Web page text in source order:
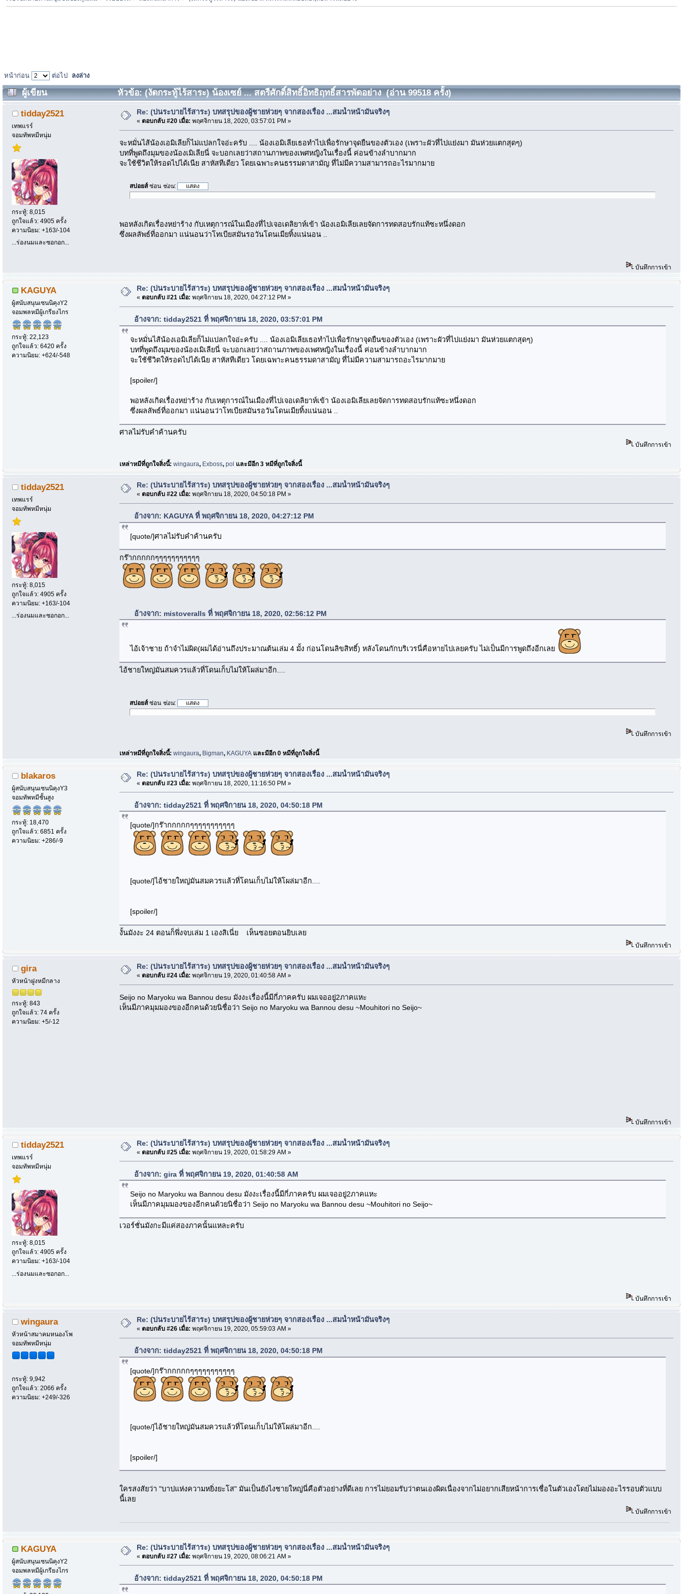
หน้าก่อน ต่อไป ลงล่าง
ผู้เขียน หัวข้อ: (งัดกระทู้ไร้สาระ) น้องเซย์ ... สตรีศักดิ์สิทธิ์อิทธิฤทธิ์สารพัดอย่าง (อ่าน 99518 ครั้ง)
tidday2521
เทพแรร์
จอมทัพหมีหนุ่ม
กระทู้: 8,015
ถูกใจแล้ว: 4905 ครั้ง
ความนิยม: +163/-104
...ร่องนมและซอกอก...
Re: (บ่นระบายไร้สาระ) บทสรุปของผู้ชายห่วยๆ จากสองเรื่อง ...สมน้ำหน้ามันจริงๆ
« ตอบกลับ #20 เมื่อ: พฤศจิกายน 18, 2020, 03:57:01 PM »
จะหมั่นไส้น้องเอมิเลียก็ไม่แปลกใจอ่ะครับ .... น้องเอมิเลียเธอทำไปเพื่อรักษาจุดยืนของตัวเอง (เพราะผัวที่ไปแย่งมา มันห่วยแตกสุดๆ)
บทที่พูดถึงมุมของน้องเมิเลียนี่ จะบอกเลยว่าสถานภาพของเพศหญิงในเรื่องนี้ ค่อนข้างลำบากมาก
จะใช้ชีวิตให้รอดไปได้เนีย สาหัสทีเดียว โดยเฉพาะคนธรรมดาสามัญ ที่ไม่มีความสามารถอะไรมากมาย
สปอยส์ซ่อน ซ่อน:
พอหลังเกิดเรื่องหย่าร้าง กับเหตุการณ์ในเมืองที่ไปเจอเดลิยาห์เข้า น้องเอมิเลียเลยจัดการทดสอบรักแท้ซะหนึ่งดอก
ซึ่งผลลัพธ์ที่ออกมา แน่นอนว่าโทเบียสมันรอวันโดนเมียทิ้งแน่นอน ..
บันทึกการเข้า
KAGUYA
ผู้สนับสนุนเซนนิคุงY2
จอมพลหมีผู้เกรียงไกร
กระทู้: 22,123
ถูกใจแล้ว: 6420 ครั้ง
ความนิยม: +624/-548
Re: (บ่นระบายไร้สาระ) บทสรุปของผู้ชายห่วยๆ จากสองเรื่อง ...สมน้ำหน้ามันจริงๆ
« ตอบกลับ #21 เมื่อ: พฤศจิกายน 18, 2020, 04:27:12 PM »
อ้างจาก: tidday2521 ที่ พฤศจิกายน 18, 2020, 03:57:01 PM
จะหมั่นไส้น้องเอมิเลียก็ไม่แปลกใจอ่ะครับ .... น้องเอมิเลียเธอทำไปเพื่อรักษาจุดยืนของตัวเอง (เพราะผัวที่ไปแย่งมา มันห่วยแตกสุดๆ)
บทที่พูดถึงมุมของน้องเมิเลียนี่ จะบอกเลยว่าสถานภาพของเพศหญิงในเรื่องนี้ ค่อนข้างลำบากมาก
จะใช้ชีวิตให้รอดไปได้เนีย สาหัสทีเดียว โดยเฉพาะคนธรรมดาสามัญ ที่ไม่มีความสามารถอะไรมากมาย
[spoiler/]
พอหลังเกิดเรื่องหย่าร้าง กับเหตุการณ์ในเมืองที่ไปเจอเดลิยาห์เข้า น้องเอมิเลียเลยจัดการทดสอบรักแท้ซะหนึ่งดอก
ซึ่งผลลัพธ์ที่ออกมา แน่นอนว่าโทเบียสมันรอวันโดนเมียทิ้งแน่นอน ..
ศาลไม่รับคำค้านครับ
บันทึกการเข้า
เหล่าหมีที่ถูกใจสิ่งนี้:wingaura, Exboss,pol และมีอีก 3 หมีที่ถูกใจสิ่งนี้
tidday2521
เทพแรร์
จอมทัพหมีหนุ่ม
กระทู้: 8,015
ถูกใจแล้ว: 4905 ครั้ง
ความนิยม: +163/-104
...ร่องนมและซอกอก...
Re: (บ่นระบายไร้สาระ) บทสรุปของผู้ชายห่วยๆ จากสองเรื่อง ...สมน้ำหน้ามันจริงๆ
« ตอบกลับ #22 เมื่อ: พฤศจิกายน 18, 2020, 04:50:18 PM »
อ้างจาก: KAGUYA ที่ พฤศจิกายน 18, 2020, 04:27:12 PM
[quote/]ศาลไม่รับคำค้านครับ
กร๊ากกกกกๆๆๆๆๆๆๆๆๆๆๆ
อ้างจาก: mistoveralls ที่ พฤศจิกายน 18, 2020, 02:56:12 PM
ไอ้เจ้าชาย ถ้าจำไม่ผิด(ผมได้อ่านถึงประมาณต้นเล่ม 4 มั้ง ก่อนโดนลิขสิทธิ์) หลังโดนกักบริเวรนี่คือหายไปเลยครับ ไม่เป็นมีการพูดถึงอีกเลย
ไอ้ชายใหญ่มันสมควรแล้วที่โดนเก็บไม่ให้โผล่มาอีก....
สปอยส์ซ่อน ซ่อน:
บันทึกการเข้า
เหล่าหมีที่ถูกใจสิ่งนี้:wingaura, Bigman, KAGUYA และมีอีก 0 หมีที่ถูกใจสิ่งนี้
blakaros
ผู้สนับสนุนเซนนิคุงY3
จอมทัพหมีชั้นสูง
กระทู้: 18,470
ถูกใจแล้ว: 6851 ครั้ง
ความนิยม: +286/-9
Re: (บ่นระบายไร้สาระ) บทสรุปของผู้ชายห่วยๆ จากสองเรื่อง ...สมน้ำหน้ามันจริงๆ
« ตอบกลับ #23 เมื่อ: พฤศจิกายน 18, 2020, 11:16:50 PM »
อ้างจาก: tidday2521 ที่ พฤศจิกายน 18, 2020, 04:50:18 PM
[quote/]กร๊ากกกกกๆๆๆๆๆๆๆๆๆๆๆ
[quote/]ไอ้ชายใหญ่มันสมควรแล้วที่โดนเก็บไม่ให้โผล่มาอีก....
[spoiler/]
งั้นมังงะ 24 ตอนก็พึ่งจบเล่ม 1 เองสิเนี่ย เห็นซอยตอนยิบเลย
บันทึกการเข้า
gira
หัวหน้าฝูงหมีกลาง
กระทู้: 843
ถูกใจแล้ว: 74 ครั้ง
ความนิยม: +5/-12
Re: (บ่นระบายไร้สาระ) บทสรุปของผู้ชายห่วยๆ จากสองเรื่อง ...สมน้ำหน้ามันจริงๆ
« ตอบกลับ #24 เมื่อ: พฤศจิกายน 19, 2020, 01:40:58 AM »
Seijo no Maryoku wa Bannou desu มังงะเรื่องนี้มีกี่ภาคครับ ผมเจออยู่2ภาคแหะ
เห็นมีภาคมุมมองของอีกคนด้วยนิชื่อว่า Seijo no Maryoku wa Bannou desu ~Mouhitori no Seijo~
บันทึกการเข้า
tidday2521
เทพแรร์
จอมทัพหมีหนุ่ม
กระทู้: 8,015
ถูกใจแล้ว: 4905 ครั้ง
ความนิยม: +163/-104
...ร่องนมและซอกอก...
Re: (บ่นระบายไร้สาระ) บทสรุปของผู้ชายห่วยๆ จากสองเรื่อง ...สมน้ำหน้ามันจริงๆ
« ตอบกลับ #25 เมื่อ: พฤศจิกายน 19, 2020, 01:58:29 AM »
อ้างจาก: gira ที่ พฤศจิกายน 19, 2020, 01:40:58 AM
Seijo no Maryoku wa Bannou desu มังงะเรื่องนี้มีกี่ภาคครับ ผมเจออยู่2ภาคแหะ
เห็นมีภาคมุมมองของอีกคนด้วยนิชื่อว่า Seijo no Maryoku wa Bannou desu ~Mouhitori no Seijo~
เวอร์ชั่นมังกะมีแค่สองภาคนั้นแหละครับ
บันทึกการเข้า
wingaura
หัวหน้าสมาคมหนองโพ
จอมทัพหมีหนุ่ม
กระทู้: 9,942
ถูกใจแล้ว: 2066 ครั้ง
ความนิยม: +249/-326
Re: (บ่นระบายไร้สาระ) บทสรุปของผู้ชายห่วยๆ จากสองเรื่อง ...สมน้ำหน้ามันจริงๆ
« ตอบกลับ #26 เมื่อ: พฤศจิกายน 19, 2020, 05:59:03 AM »
อ้างจาก: tidday2521 ที่ พฤศจิกายน 18, 2020, 04:50:18 PM
[quote/]กร๊ากกกกกๆๆๆๆๆๆๆๆๆๆๆ
[quote/]ไอ้ชายใหญ่มันสมควรแล้วที่โดนเก็บไม่ให้โผล่มาอีก....
[spoiler/]
ใครสงสัยว่า "บาปแห่งความหยิ่งยะโส" มันเป็นยังไงชายใหญ่นี่คือตัวอย่างที่ดีเลย การไม่ยอมรับว่าตนเองผิดเนื่องจากไม่อยากเสียหน้าการเชื่อในตัวเองโดยไม่มองอะไรรอบตัวแบบ
นี้เลย
บันทึกการเข้า
KAGUYA
ผู้สนับสนุนเซนนิคุงY2
จอมพลหมีผู้เกรียงไกร
Re: (บ่นระบายไร้สาระ) บทสรุปของผู้ชายห่วยๆ จากสองเรื่อง ...สมน้ำหน้ามันจริงๆ
« ตอบกลับ #27 เมื่อ: พฤศจิกายน 19, 2020, 08:06:21 AM »
อ้างจาก: tidday2521 ที่ พฤศจิกายน 18, 2020, 04:50:18 PM